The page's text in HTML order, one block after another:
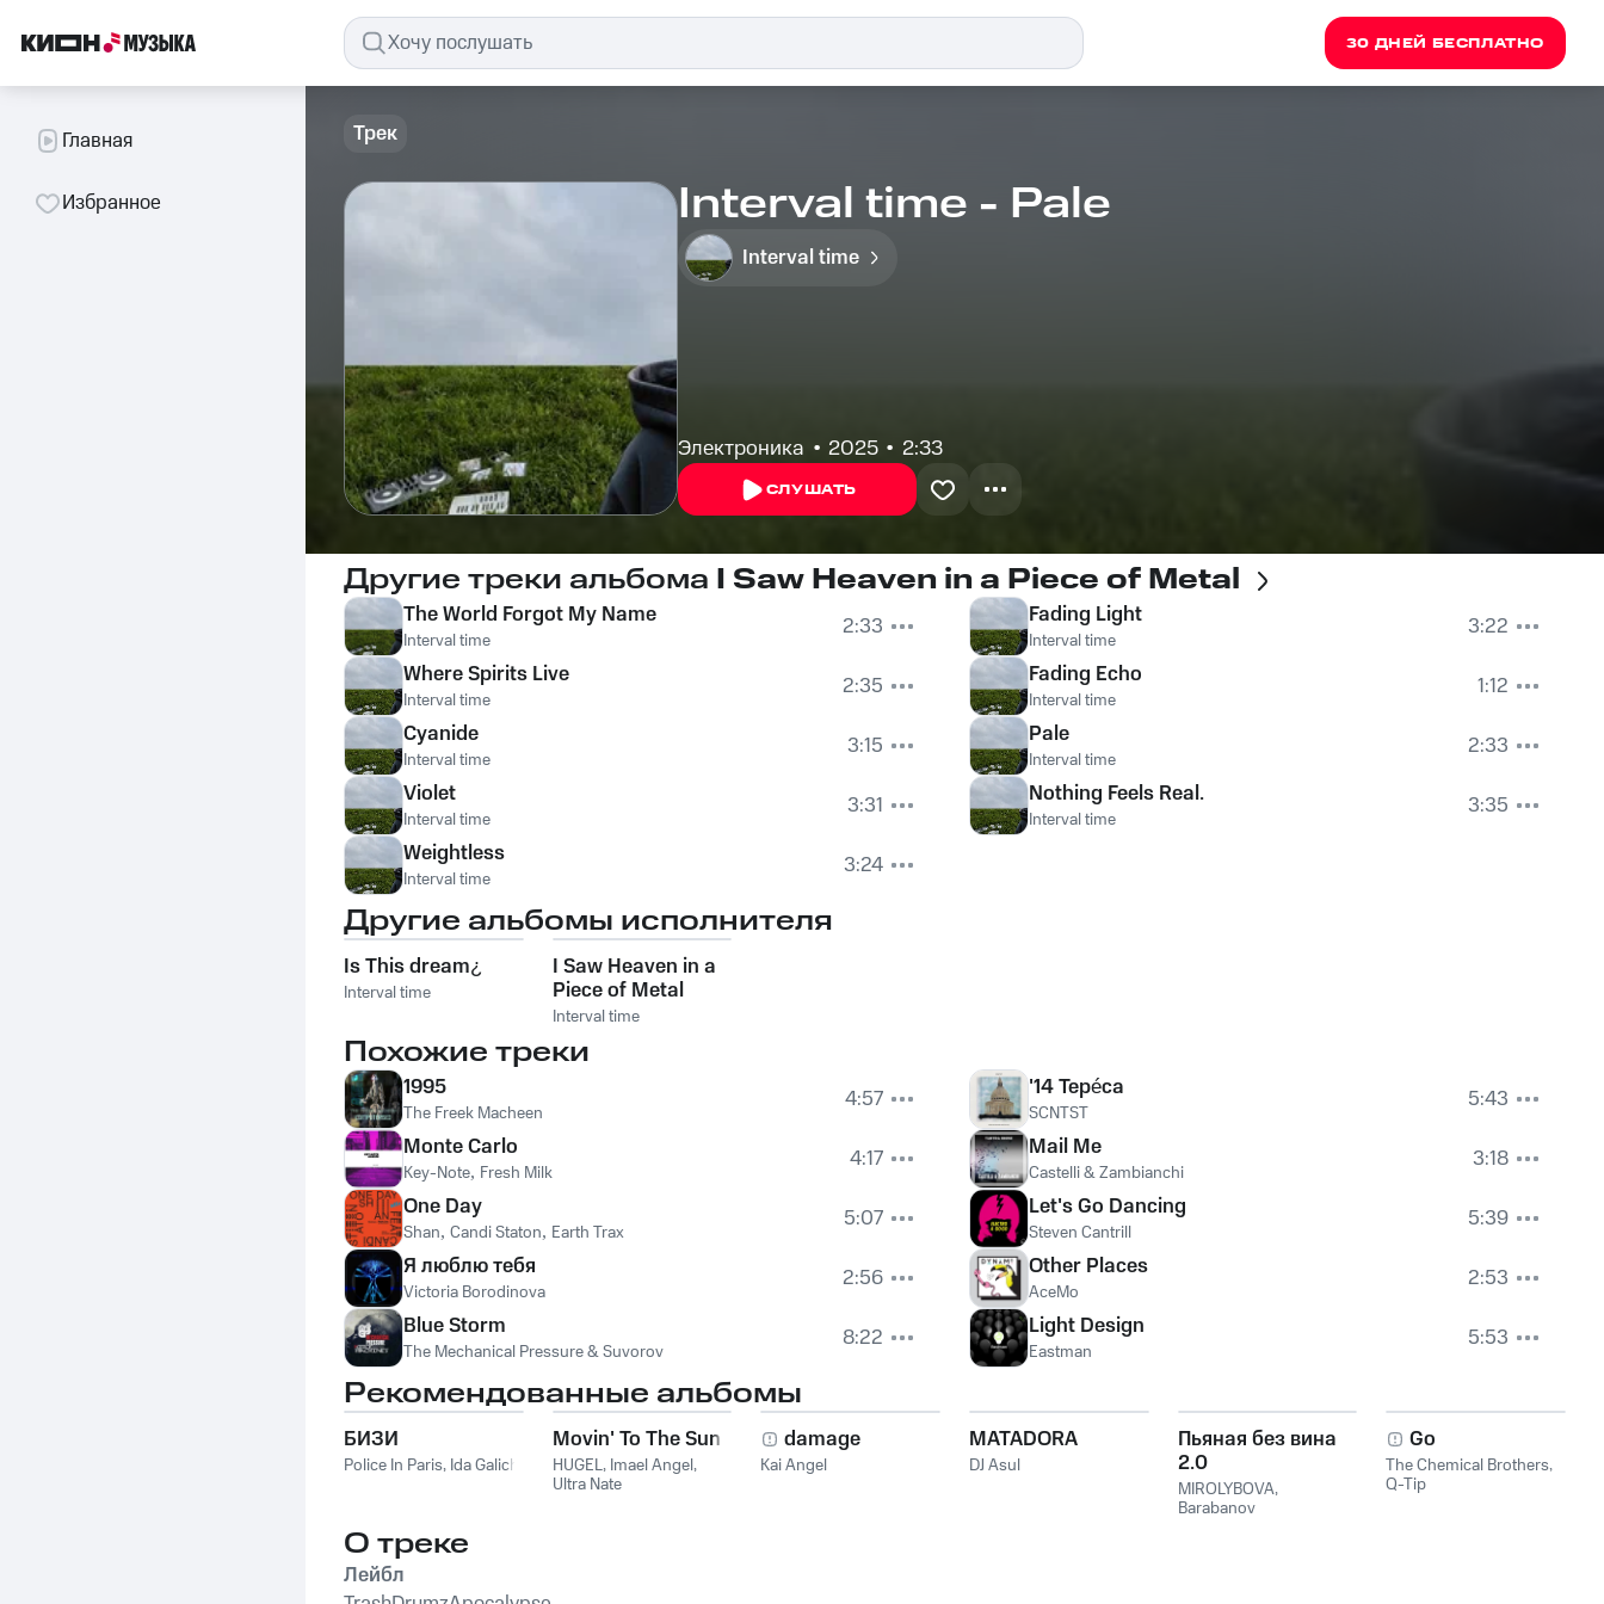
30 ДНЕЙ БЕСПЛАТНО
Главная
Избранное
Трек
Interval time - Pale
Interval time
Электроника 2025 2:33
СЛУШАТЬ
Другие треки альбома I Saw Heaven in a Piece of Metal
The World Forgot My Name
Interval time
2:33
Where Spirits Live
Interval time
2:35
Cyanide
Interval time
3:15
Violet
Interval time
3:31
Weightless
Interval time 3:24
Fading Light
Interval time
3:22
Fading Echo
Interval time
1:12
Pale
Interval time
2:33
Nothing Feels Real.
Interval time 3:35
Другие альбомы исполнителя
Is This dream¿
Interval time
I Saw Heaven in a
Piece of Metal
Interval time
Похожие треки
1995
The Freek Macheen
4:57
Monte Carlo
Key-Note, Fresh Milk
4:17
One Day
Shan, Candi Staton, Earth Trax
5:07
Я люблю тебя
Victoria Borodinova
2:56
Blue Storm
The Mechanical Pressure & Suvorov 8:22
'14 Tepéca
SCNTST
5:43
Mail Me
Castelli & Zambianchi
3:18
Let's Go Dancing
Steven Cantrill
5:39
Other Places
AceMo
2:53
Light Design
Eastman 5:53
Рекомендованные альбомы
БИЗИ
Police In Paris, Ida Galich
Movin' To The Sun
HUGEL, Imael Angel,
Ultra Nate
damage
Kai Angel
MATADORA
DJ Asul
Пьяная без вина
2.0
MIROLYBOVA,
Barabanov
Go
The Chemical Brothers,
Q-Tip
О треке
Лейбл